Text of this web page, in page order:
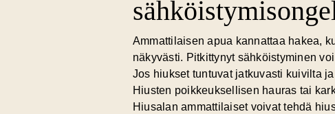
Ammattilaisen apua kannattaa hakea,
näkyvästi. Pitkittynyt sähköistyminen
Jos hiukset tuntuvat jatkuvasti kuivilta
Hiusten poikkeuksellisen hauras tai
Hiusalan ammattilaiset voivat tehdä